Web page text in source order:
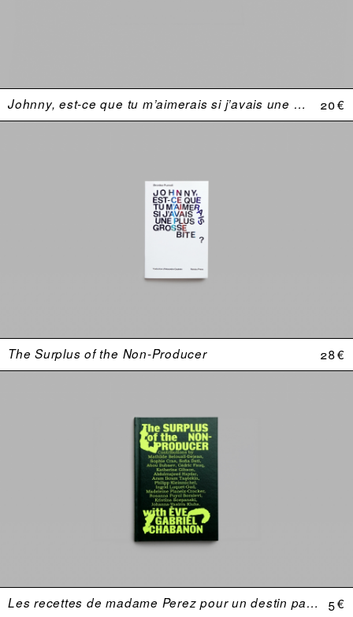
Johnny, est-ce que tu m’aimerais si j’avais une plus grosse bite ? 20 €
The Surplus of the Non-Producer 28 €
Les recettes de madame Perez pour un destin parfait 5 €